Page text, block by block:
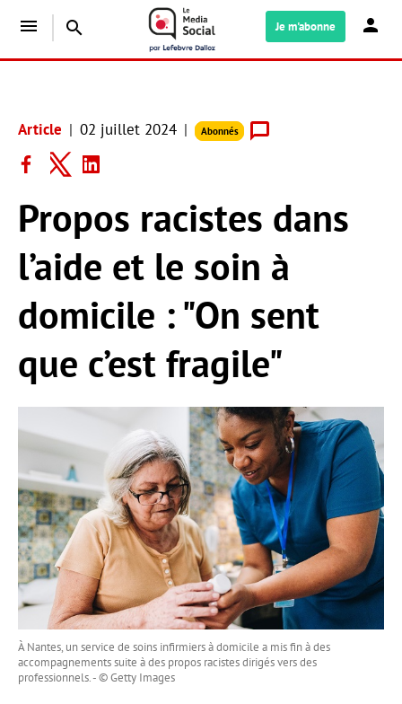
menu search Je m'abonne
Article 02 juillet 2024 Abonnés
Propos racistes dans
l’aide et le soin à
domicile : "On sent
que c’est fragile"
À Nantes, un service de soins infirmiers à domicile a mis fin à des
accompagnements suite à des propos racistes dirigés vers des
professionnels. - © Getty Images